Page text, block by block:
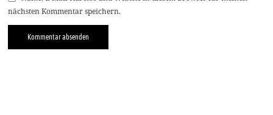
nächsten Kommentar speichern.